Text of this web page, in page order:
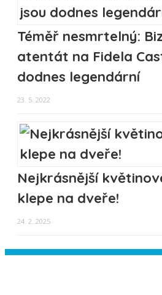
Téměř nesmrtelný:
atentát na Fidela
dodnes legendární
23. 5. 2022
Nejkrásnější
klepe na dveře!
24. 2. 2025